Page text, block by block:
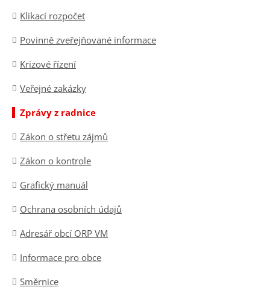
Klikací rozpočet
Povinně zveřejňované informace
Krizové řízení
Veřejné zakázky
Zprávy z radnice
Zákon o střetu zájmů
Zákon o kontrole
Grafický manuál
Ochrana osobních údajů
Adresář obcí ORP VM
Informace pro obce
Směrnice